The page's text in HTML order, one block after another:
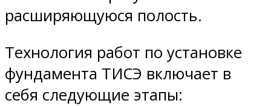
расширяющуюся полость.
Технология работ по установке
фундамента ТИСЭ включает в
себя следующие этапы: